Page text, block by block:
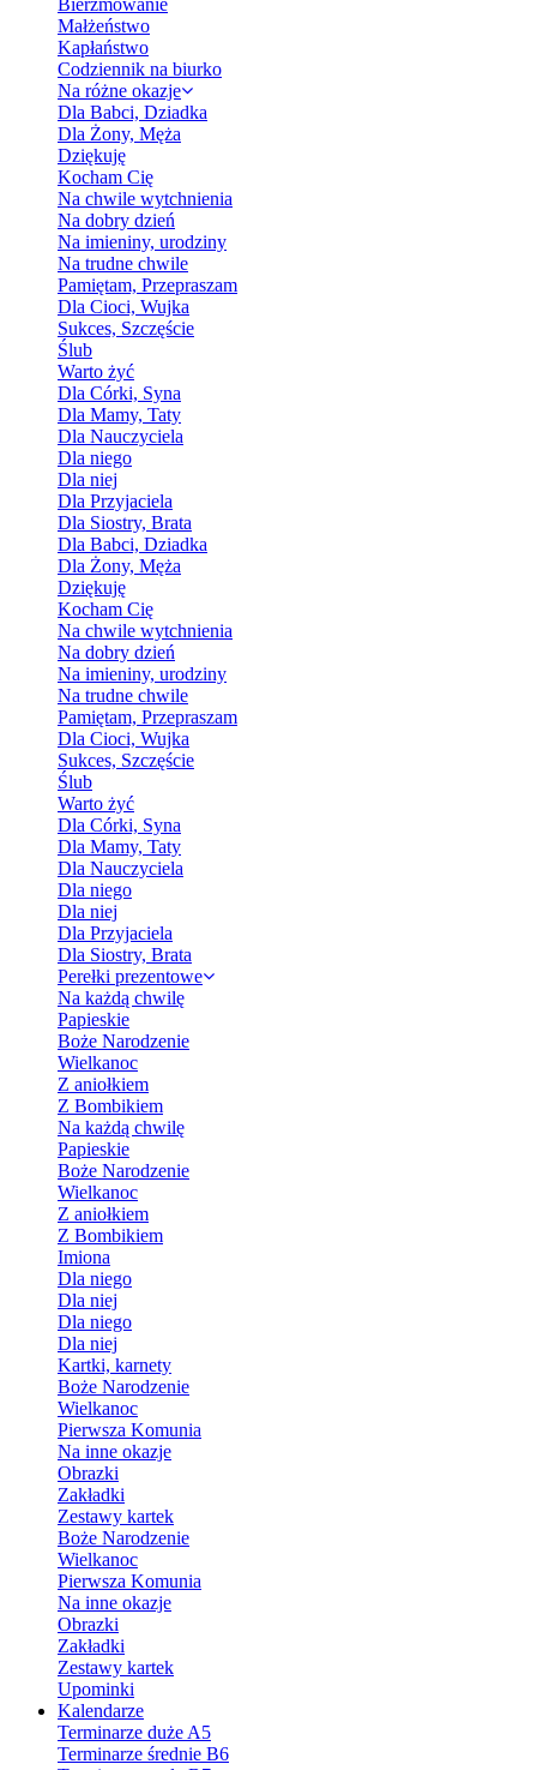
Bierzmowanie
Małżeństwo
Kapłaństwo
Codziennik na biurko
Na różne okazje
Dla Babci, Dziadka
Dla Żony, Męża
Dziękuję
Kocham Cię
Na chwile wytchnienia
Na dobry dzień
Na imieniny, urodziny
Na trudne chwile
Pamiętam, Przepraszam
Dla Cioci, Wujka
Sukces, Szczęście
Ślub
Warto żyć
Dla Córki, Syna
Dla Mamy, Taty
Dla Nauczyciela
Dla niego
Dla niej
Dla Przyjaciela
Dla Siostry, Brata
Dla Babci, Dziadka
Dla Żony, Męża
Dziękuję
Kocham Cię
Na chwile wytchnienia
Na dobry dzień
Na imieniny, urodziny
Na trudne chwile
Pamiętam, Przepraszam
Dla Cioci, Wujka
Sukces, Szczęście
Ślub
Warto żyć
Dla Córki, Syna
Dla Mamy, Taty
Dla Nauczyciela
Dla niego
Dla niej
Dla Przyjaciela
Dla Siostry, Brata
Perełki prezentowe
Na każdą chwilę
Papieskie
Boże Narodzenie
Wielkanoc
Z aniołkiem
Z Bombikiem
Na każdą chwilę
Papieskie
Boże Narodzenie
Wielkanoc
Z aniołkiem
Z Bombikiem
Imiona
Dla niego
Dla niej
Dla niego
Dla niej
Kartki, karnety
Boże Narodzenie
Wielkanoc
Pierwsza Komunia
Na inne okazje
Obrazki
Zakładki
Zestawy kartek
Boże Narodzenie
Wielkanoc
Pierwsza Komunia
Na inne okazje
Obrazki
Zakładki
Zestawy kartek
Upominki
Kalendarze
Terminarze duże A5
Terminarze średnie B6